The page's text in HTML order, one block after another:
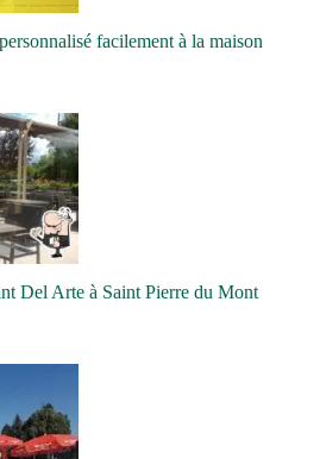
facilement à la maison
Del Arte à Saint Pierre du Mont